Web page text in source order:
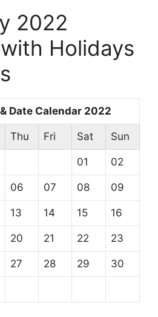
2022
Holidays
Date Calendar 2022
Thu Fri Sat Sun
01 02
06 07 08 09
13 14 15 16
20 21 22 23
27 28 29 30